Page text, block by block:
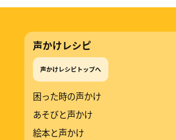
声かけレシピ
声かけレシピトップへ
困った時の声かけ
あそびと声かけ
絵本と声かけ